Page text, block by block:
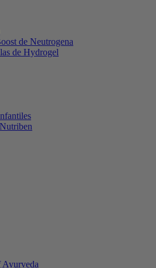
de Neutrogena
de Hydrogel